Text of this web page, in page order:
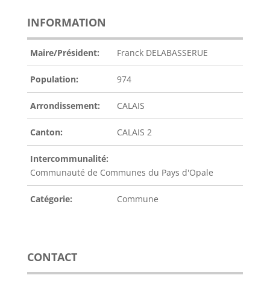
INFORMATION
Maire/Président: Franck DELABASSERUE
Population: 974
Arrondissement: CALAIS
Canton: CALAIS 2
Intercommunalité:
Communauté de Communes du Pays d'Opale
Catégorie: Commune
CONTACT